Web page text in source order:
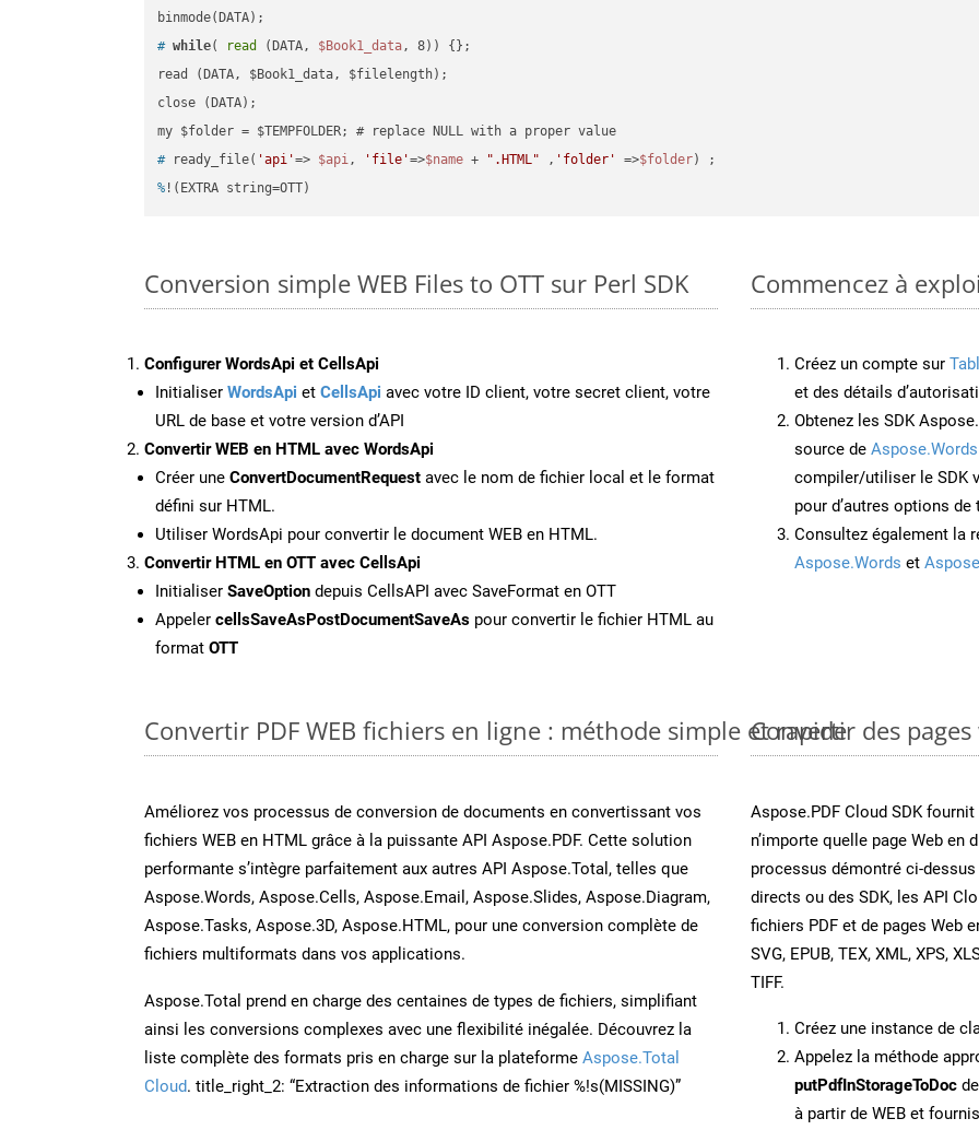
# while( read (DATA, $Book1_data, 8)) {};
read (DATA, $Book1_data, $filelength);
close (DATA);
# ready_file( 'api'=> $api, 'file'=>$name + ".HTML" , 'folder' =>$folder) ;
% !(EXTRA string=OTT)
Conversion simple WEB Files to OTT sur Perl SDK
Configurer WordsApi et CellsApi
Initialiser WordsApi et CellsApi avec votre ID client, votre secret client, votre
URL de base et votre version d’API
Convertir WEB en HTML avec WordsApi
Créer une ConvertDocumentRequest avec le nom de fichier local et le format
défini sur HTML.
Utiliser WordsApi pour convertir le document WEB en HTML.
Convertir HTML en OTT avec CellsApi
Initialiser SaveOption depuis CellsAPI avec SaveFormat en OTT
Appeler cellsSaveAsPostDocumentSaveAs pour convertir le fichier HTML au
format OTT
Commencez à
Créez un compte sur
et des détails
Obtenez les SDK
source de
compiler/utiliser le SDK
pour d’autres options
Consultez également la
Aspose.Words et
Convertir PDF WEB fichiers en ligne : méthode simple et rapide
Améliorez vos processus de conversion de documents en convertissant vos
fichiers WEB en HTML grâce à la puissante API Aspose.PDF. Cette solution
performante s’intègre parfaitement aux autres API Aspose.Total, telles que
Aspose.Words, Aspose.Cells, Aspose.Email, Aspose.Slides, Aspose.Diagram,
Aspose.Tasks, Aspose.3D, Aspose.HTML, pour une conversion complète de
fichiers multiformats dans vos applications.
Aspose.Total prend en charge des centaines de types de fichiers, simplifiant
ainsi les conversions complexes avec une flexibilité inégalée. Découvrez la
liste complète des formats pris en charge sur la plateforme Aspose.Total
Cloud. title_right_2: “Extraction des informations de fichier %!s(MISSING)”
Convertir des
Aspose.PDF Cloud SDK
n’importe quelle page Web
processus démontré ci-dessus
directs ou des SDK, les API
fichiers PDF et de pages Web
SVG, EPUB, TEX, XML, XPS,
TIFF.
Créez une instance de
Appelez la méthode
putPdfInStorageToDoc
à partir de WEB et